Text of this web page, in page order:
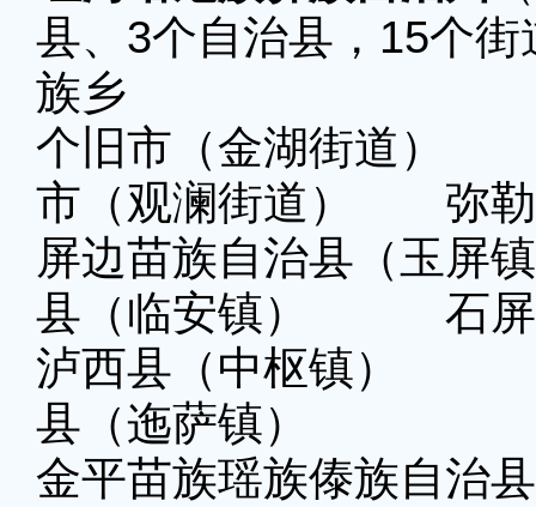
县、3个自治县，15个
族乡
个旧市（金湖街道）
市（观澜街道） 弥勒
屏边苗族自治
县（临安镇） 石屏
泸西县（中枢镇）
县（迤萨镇）
金平苗族瑶族傣族自